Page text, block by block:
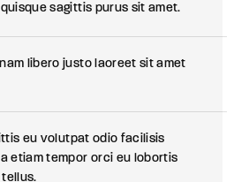
sagittis purus sit amet.
libero justo laoreet sit amet
eu volutpat odio facilisis
etiam tempor orci eu lobortis